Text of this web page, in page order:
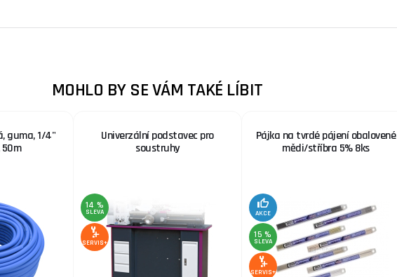
MOHLO BY SE VÁM TAKÉ LÍBIT
guma, 1/4"
50m
Univerzální podstavec pro
soustruhy
14 %
SLEVA
SERVIS+
Pájka na tvrdé pájení obalovené
mědi/stříbra 5% 8ks
AKCE
15 %
SLEVA
SERVIS+